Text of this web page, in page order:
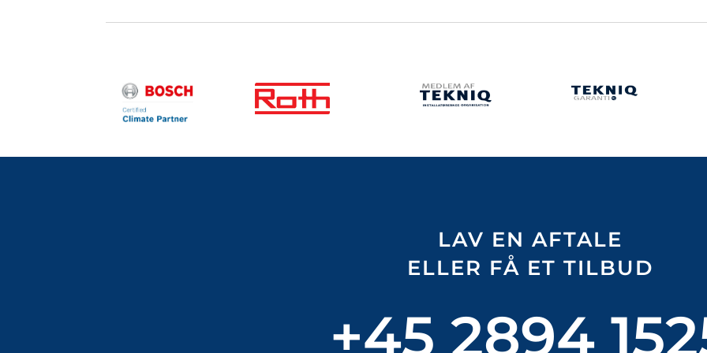
LAV EN AFTALE
ELLER FÅ ET TILBUD
+45 2894